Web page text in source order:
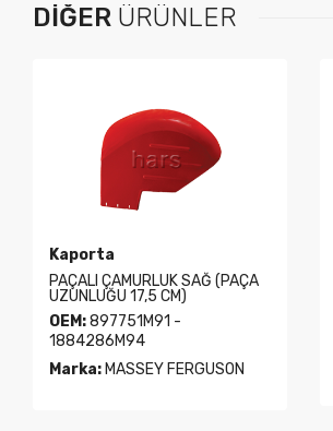
DIĞER ÜRÜNLER
Kaporta
PAÇALI ÇAMURLUK SAĞ (PAÇA
UZUNLUĞU 17,5 CM)
OEM:897751M91 -
1884286M94
Marka: MASSEY FERGUSON